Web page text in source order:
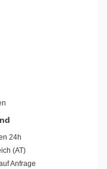
24h
(AT)
Anfrage